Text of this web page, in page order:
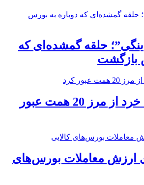
حلقه گمشده‌ای که
بازگشت
ارزش معاملات خرد از مرز 20 همت عبور
ارزش معاملات بورس‌های